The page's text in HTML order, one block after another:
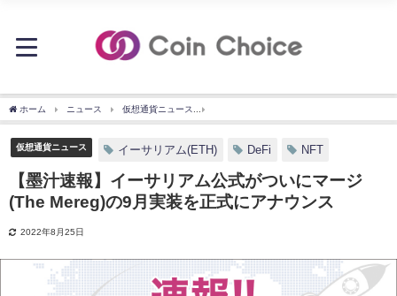
ホーム ニュース 仮想通貨ニュース
仮想通貨ニュース イーサリアム(ETH) DeFi NFT
【墨汁速報】イーサリアム公式がついにマージ
(The Mereg)の9月実装を正式にアナウンス
2022年8月25日